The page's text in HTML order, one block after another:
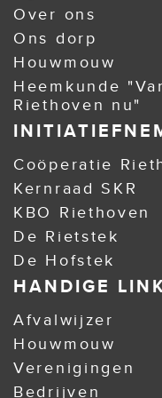
Over ons
Ons dorp
Houwmouw
Heemkunde
Riethoven nu"
Coöperatie
Kernraad SKR
KBO Riethoven
De Rietstek
De Hofstek
HANDIGE
Afvalwijzer
Houwmouw
Verenigingen
Bedrijven